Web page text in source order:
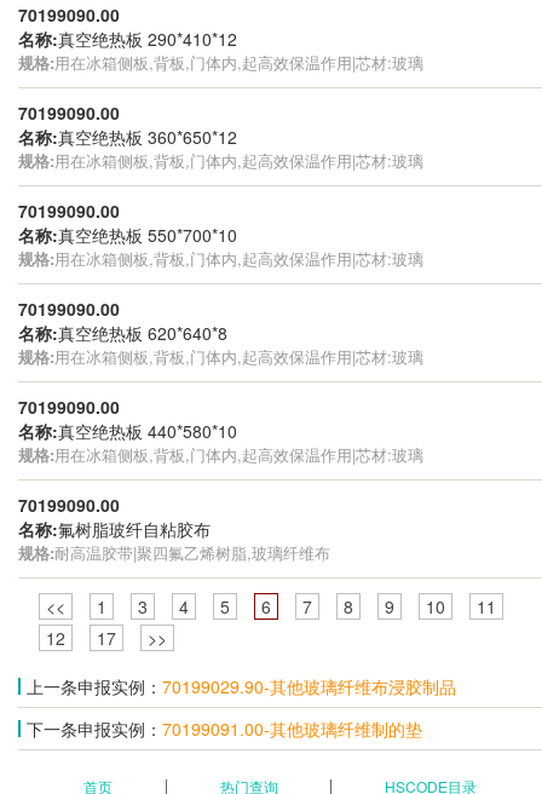
70199090.00
名称:真空绝热板 290*410*12
规格:用在冰箱侧板,背板,门体内,起高效保温作用|芯材:玻璃
70199090.00
名称:真空绝热板 360*650*12
规格:用在冰箱侧板,背板,门体内,起高效保温作用|芯材:玻璃
70199090.00
名称:真空绝热板 550*700*10
规格:用在冰箱侧板,背板,门体内,起高效保温作用|芯材:玻璃
70199090.00
名称:真空绝热板 620*640*8
规格:用在冰箱侧板,背板,门体内,起高效保温作用|芯材:玻璃
70199090.00
名称:真空绝热板 440*580*10
规格:用在冰箱侧板,背板,门体内,起高效保温作用|芯材:玻璃
70199090.00
名称:氟树脂玻纤自粘胶布
规格:耐高温胶带|聚四氟乙烯树脂,玻璃纤维布
<< 1 3 4 5 6 7 8 9 10
11
12
17
>>
上一条申报实例： 70199029.90-其他玻璃纤维布浸胶制品
下一条申报实例： 70199091.00-其他玻璃纤维制的垫
首页 热门查询 HSCODE目录